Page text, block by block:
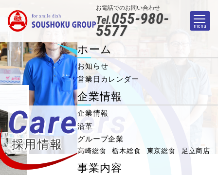
お電話でのお問い合わせ
Tel.055-980-
5577 menu
ホーム
お知らせ
営業日カレンダー
企業情報
企業情報
沿革
グループ企業
高崎総食 栃木総食 東京総食 足立商店
事業内容
採用情報
Careers